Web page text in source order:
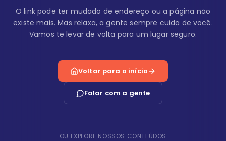
O link pode ter mudado de endereço ou a página não
existe mais. Mas relaxa, a gente sempre cuida de você.
Vamos te levar de volta para um lugar seguro.
Voltar para o início
Falar com a gente
OU EXPLORE NOSSOS CONTEÚDOS